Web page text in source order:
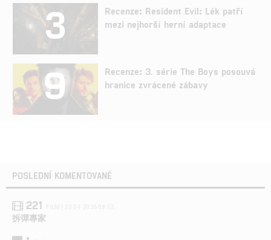
3
Recenze: Resident Evil: Lék patří
mezi nejhorší herní adaptace
9
Recenze: 3. série The Boys posouvá
hranice zvrácené zábavy
POSLEDNÍ KOMENTOVANÉ
221
拆彈專家